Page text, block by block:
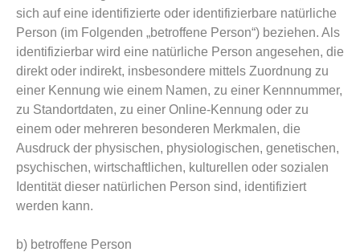
sich auf eine identifizierte oder identifizierbare natürliche
Person (im Folgenden „betroffene Person“) beziehen. Als
identifizierbar wird eine natürliche Person angesehen, die
direkt oder indirekt, insbesondere mittels Zuordnung zu
einer Kennung wie einem Namen, zu einer Kennnummer,
zu Standortdaten, zu einer Online-Kennung oder zu
einem oder mehreren besonderen Merkmalen, die
Ausdruck der physischen, physiologischen, genetischen,
psychischen, wirtschaftlichen, kulturellen oder sozialen
Identität dieser natürlichen Person sind, identifiziert
werden kann.
b) betroffene Person